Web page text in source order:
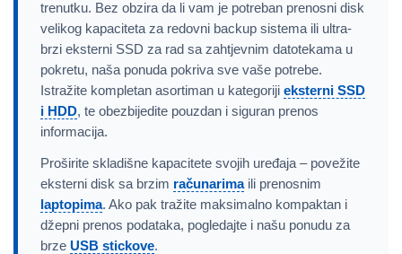
trenutku. Bez obzira da li vam je potreban prenosni disk
velikog kapaciteta za redovni backup sistema ili ultra-
brzi eksterni SSD za rad sa zahtjevnim datotekama u
pokretu, naša ponuda pokriva sve vaše potrebe.
Istražite kompletan asortiman u kategoriji eksterni SSD
i HDD, te obezbijedite pouzdan i siguran prenos
informacija.
Proširite skladišne kapacitete svojih uređaja – povežite
eksterni disk sa brzim računarimaili prenosnim
laptopima. Ako pak tražite maksimalno kompaktan i
džepni prenos podataka, pogledajte i našu ponudu za
brze USB stickove.